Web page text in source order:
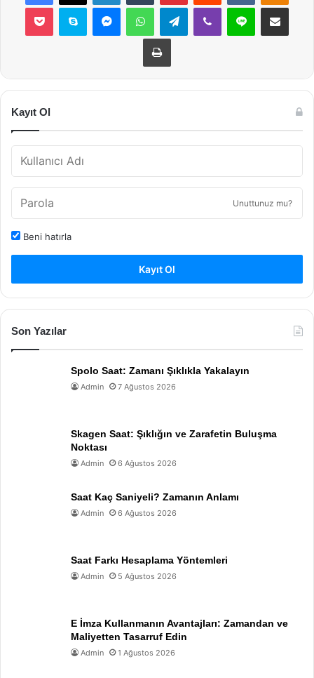
Pocket Skype MessengerWhatsAppTelegramViber Line E-Posta ile
Yazdır
Kayıt Ol
Unuttunuz mu?
Beni hatırla
Kayıt Ol
Son Yazılar
Spolo Saat: Zamanı Şıklıkla Yakalayın
Admin 7 Ağustos 2026
Skagen Saat: Şıklığın ve Zarafetin Buluşma
Noktası
Admin 6 Ağustos 2026
Saat Kaç Saniyeli? Zamanın Anlamı
Admin 6 Ağustos 2026
Saat Farkı Hesaplama Yöntemleri
Admin 5 Ağustos 2026
E İmza Kullanmanın Avantajları: Zamandan ve
Maliyetten Tasarruf Edin
Admin 1 Ağustos 2026